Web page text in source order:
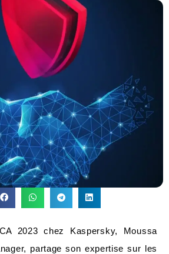
2023 chez Kaspersky, Moussa
partage son expertise sur les